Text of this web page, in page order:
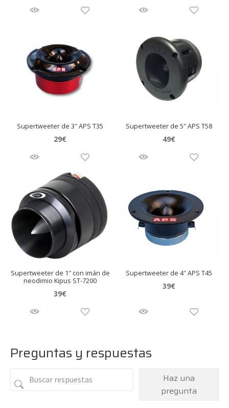
Supertweeter de 3″ APS T35
29€
Supertweeter de 5″ APS T58
49€
Supertweeter de 1″ con imán de
neodimio Kipus ST-7200
39€
Supertweeter de 4″ APS T45
39€
Preguntas y respuestas
Haz una
pregunta